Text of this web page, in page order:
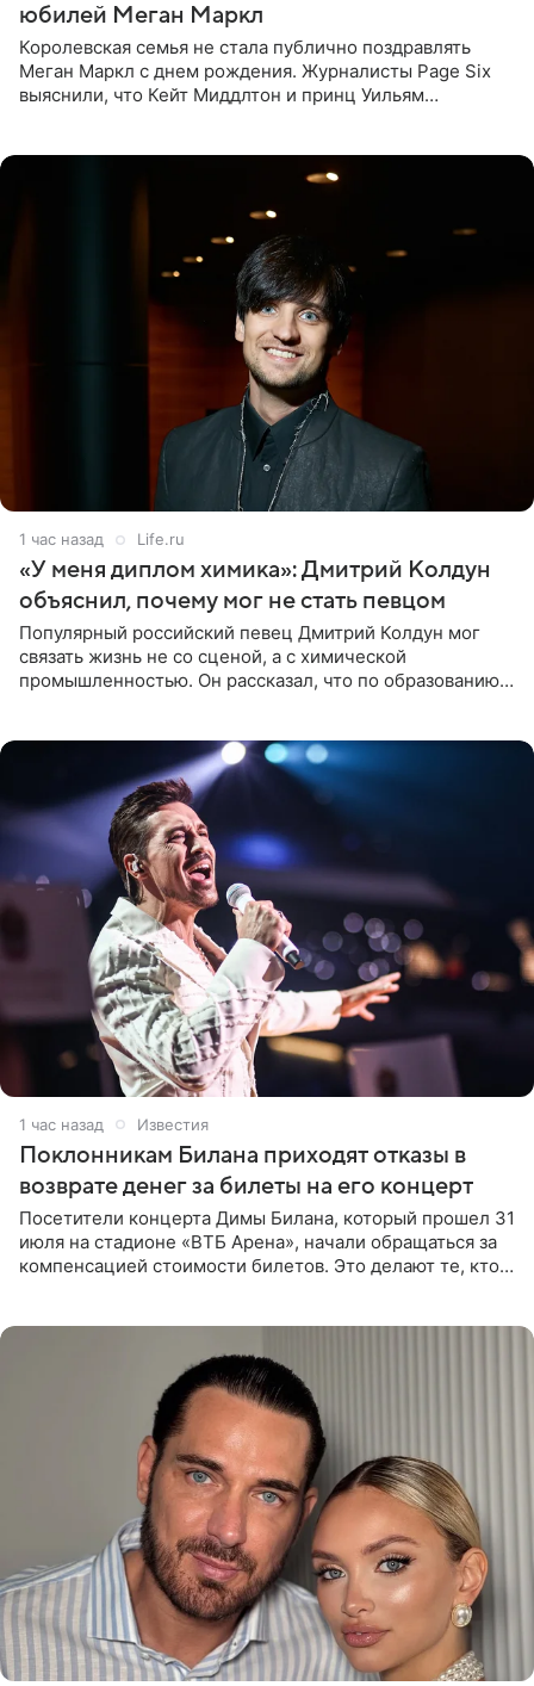
юбилей Меган Маркл
Королевская семья не стала публично поздравлять
Меган Маркл с днем рождения. Журналисты Page Six
выяснили, что Кейт Миддлтон и принц Уильям
1 час назад Life.ru
«У меня диплом химика»: Дмитрий Колдун
объяснил, почему мог не стать певцом
Популярный российский певец Дмитрий Колдун мог
связать жизнь не со сценой, а с химической
промышленностью. Он рассказал, что по образованию
1 час назад Известия
Поклонникам Билана приходят отказы в
возврате денег за билеты на его концерт
Посетители концерта Димы Билана, который прошел 31
июля на стадионе «ВТБ Арена», начали обращаться за
компенсацией стоимости билетов. Это делают те, кто